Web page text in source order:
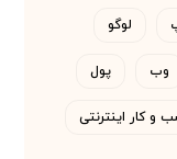
لوگو
وب پول
و کار اینترنتی